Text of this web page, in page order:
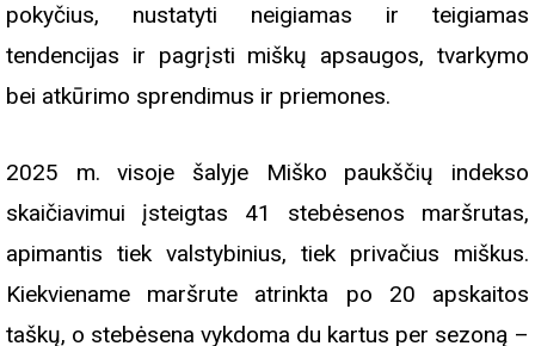
pokyčius, nustatyti neigiamas ir teigiamas
tendencijas ir pagrįsti miškų apsaugos, tvarkymo
bei atkūrimo sprendimus ir priemones.
2025 m. visoje šalyje Miško paukščių indekso
skaičiavimui įsteigtas 41 stebėsenos maršrutas,
apimantis tiek valstybinius, tiek privačius miškus.
Kiekviename maršrute atrinkta po 20 apskaitos
taškų, o stebėsena vykdoma du kartus per sezoną –